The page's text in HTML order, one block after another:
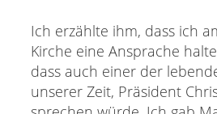
Ich erzählte ihm, dass ich
Kirche eine Ansprache
dass auch einer der
unserer Zeit, Präsident